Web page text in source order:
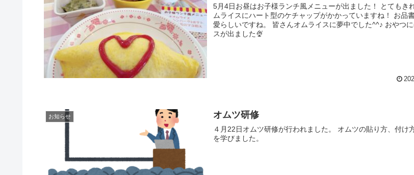
5月4日お昼はお子様ランチ風メニューが出ました！ とてもき
ムライスにハート型のケチャップがかかっていますね！ お品
愛らしいですね。 皆さんオムライスに夢中でした^^♪ おやつ
スが出ました🍨
お知らせ オムツ研修
４月22日オムツ研修が行われました。 オムツの貼り方、付け
を学びました。